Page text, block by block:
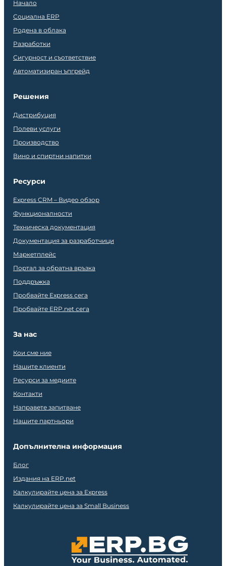
Начало
Социална ERP
Родена в облака
Разработки
Сигурност и съответствие
Автоматизиран ъпгрейд
Решения
Дистрибуция
Полеви услуги
Производство
Вино и спиртни напитки
Ресурси
Express CRM – Видео обзор
Функционалности
Техническа документация
Документация за разработчици
Маркетплейс
Портал за обратна връзка
Поддръжка
Пробвайте Express сега
Пробвайте ERP.net сега
За нас
Кои сме ние
Нашите клиенти
Ресурси за медиите
Контакти
Направете запитване
Нашите партньори
Допълнителна информация
Блог
Издания на ERP.net
Калкулирайте цена за Express
Калкулирайте цена за Small Business